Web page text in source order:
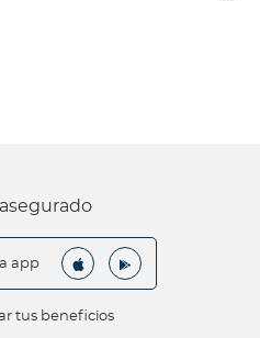
app
tus beneficios